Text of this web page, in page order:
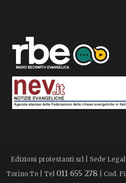
Edizioni protestanti srl | Sede
Torino To | Tel 011 655 278 | Cod.